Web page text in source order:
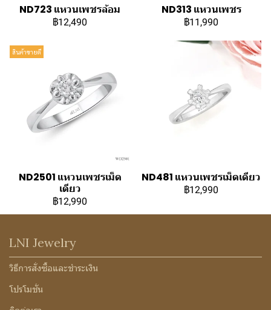
ND723 แหวนเพชรล้อม
฿12,490
ND313 แหวนเพชร
฿11,990
สินค้าขายดี
ND2501 แหวนเพชรเม็ด
เดียว
฿12,990
ND481 แหวนเพชรเม็ดเดียว
฿12,990
LNI Jewelry
วิธีการสั่งซื้อและชำระเงิน
โปรโมชั่น